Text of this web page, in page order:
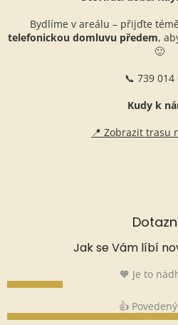
Bydlíme v areálu – přijďte
telefonickou domluvu předem,
🙂
📞 739 014
Kudy k
📍 Zobrazit trasu
Jak se Vám líbí
🧡 Je to
👍